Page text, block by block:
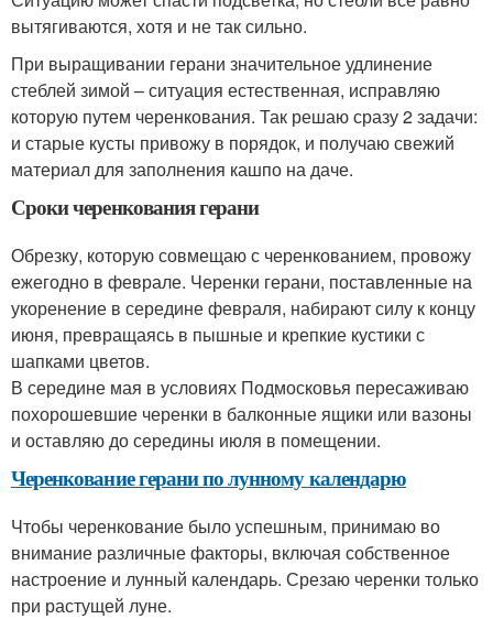
вытягиваются, хотя и не так сильно.
При выращивании герани значительное удлинение
стеблей зимой – ситуация естественная, исправляю
которую путем черенкования. Так решаю сразу 2 задачи:
и старые кусты привожу в порядок, и получаю свежий
материал для заполнения кашпо на даче.
Сроки черенкования герани
Обрезку, которую совмещаю с черенкованием, провожу
ежегодно в феврале. Черенки герани, поставленные на
укоренение в середине февраля, набирают силу к концу
июня, превращаясь в пышные и крепкие кустики с
шапками цветов.
В середине мая в условиях Подмосковья пересаживаю
похорошевшие черенки в балконные ящики или вазоны
и оставляю до середины июля в помещении.
Черенкование герани по лунному календарю
Чтобы черенкование было успешным, принимаю во
внимание различные факторы, включая собственное
настроение и лунный календарь. Срезаю черенки только
при растущей луне.